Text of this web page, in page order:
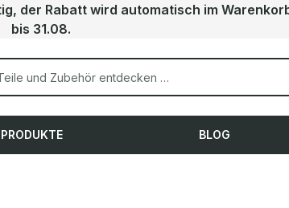
der Rabatt wird automatisch im
bis 31.08.
PRODUKTE BLOG